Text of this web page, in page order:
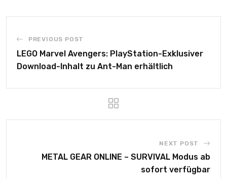
PREVIOUS POST
LEGO Marvel Avengers: PlayStation-Exklusiver
Download-Inhalt zu Ant-Man erhältlich
NEXT POST
METAL GEAR ONLINE – SURVIVAL Modus ab
sofort verfügbar